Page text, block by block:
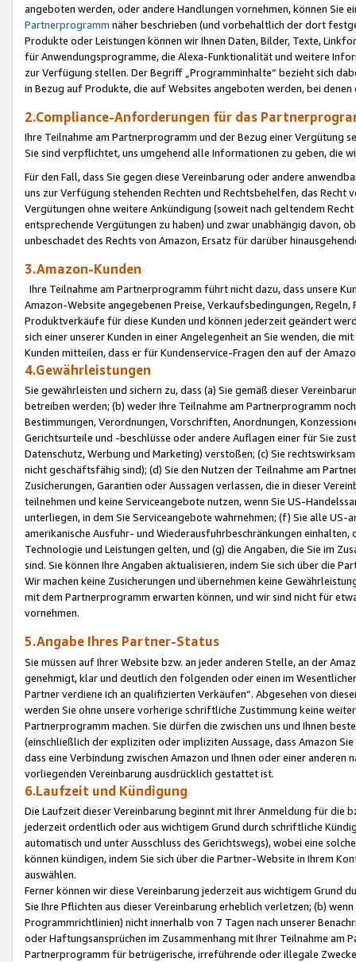
angeboten werden, oder andere Handlungen vornehmen, können Sie
Partnerprogramm näher beschrieben (und vorbehaltlich der dort
Produkte oder Leistungen können wir Ihnen Daten, Bilder, Texte,
für Anwendungsprogramme, die Alexa-Funktionalität und weitere
zur Verfügung stellen. Der Begriff „Programminhalte“ bezieht sich
in Bezug auf Produkte, die auf Websites angeboten werden, bei
2.Compliance-Anforderungen für das
Ihre Teilnahme am Partnerprogramm und der Bezug einer Vergütung
Sie sind verpflichtet, uns umgehend alle Informationen zu geben, die
Für den Fall, dass Sie gegen diese Vereinbarung oder andere
uns zur Verfügung stehenden Rechten und Rechtsbehelfen, das
Vergütungen ohne weitere Ankündigung (soweit nach geltendem
entsprechende Vergütungen zu haben) und zwar unabhängig davon,
unbeschadet des Rechts von Amazon, Ersatz für darüber
3.Amazon-Kunden
Ihre Teilnahme am Partnerprogramm führt nicht dazu, dass unsere
Amazon-Website angegebenen Preise, Verkaufsbedingungen,
Produktverkäufe für diese Kunden und können jederzeit geändert
sich einer unserer Kunden in einer Angelegenheit an Sie wenden, die
Kunden mitteilen, dass er für Kundenservice-Fragen den auf der
4.Gewährleistungen
Sie gewährleisten und sichern zu, dass (a) Sie gemäß dieser
betreiben werden; (b) weder Ihre Teilnahme am Partnerprogramm
Bestimmungen, Verordnungen, Vorschriften, Anordnungen,
Gerichtsurteile und -beschlüsse oder andere Auflagen einer für Sie
Datenschutz, Werbung und Marketing) verstoßen; (c) Sie
nicht geschäftsfähig sind); (d) Sie den Nutzen der Teilnahme am
Zusicherungen, Garantien oder Aussagen verlassen, die in dieser
teilnehmen und keine Serviceangebote nutzen, wenn Sie US-
unterliegen, in dem Sie Serviceangebote wahrnehmen; (f) Sie alle
amerikanische Ausfuhr- und Wiederausfuhrbeschränkungen
Technologie und Leistungen gelten, und (g) die Angaben, die Sie im
sind. Sie können Ihre Angaben aktualisieren, indem Sie sich über die
Wir machen keine Zusicherungen und übernehmen keine
mit dem Partnerprogramm erwarten können, und wir sind nicht für
vornehmen.
5.Angabe Ihres Partner-Status
Sie müssen auf Ihrer Website bzw. an jeder anderen Stelle, an der
genehmigt, klar und deutlich den folgenden oder einen im
Partner verdiene ich an qualifizierten Verkäufen“. Abgesehen von
werden Sie ohne unsere vorherige schriftliche Zustimmung keine
Partnerprogramm machen. Sie dürfen die zwischen uns und Ihnen
(einschließlich der expliziten oder impliziten Aussage, dass Amazon
dass eine Verbindung zwischen Amazon und Ihnen oder einer
vorliegenden Vereinbarung ausdrücklich gestattet ist.
6.Laufzeit und Kündigung
Die Laufzeit dieser Vereinbarung beginnt mit Ihrer Anmeldung für die
jederzeit ordentlich oder aus wichtigem Grund durch schriftliche
automatisch und unter Ausschluss des Gerichtswegs), wobei eine
können kündigen, indem Sie sich über die Partner-Website in Ihrem
auswählen.
Ferner können wir diese Vereinbarung jederzeit aus wichtigem Grund
Sie Ihre Pflichten aus dieser Vereinbarung erheblich verletzen; (b)
Programmrichtlinien) nicht innerhalb von 7 Tagen nach unserer
oder Haftungsansprüchen im Zusammenhang mit Ihrer Teilnahme am
Partnerprogramm für betrügerische, irreführende oder illegale